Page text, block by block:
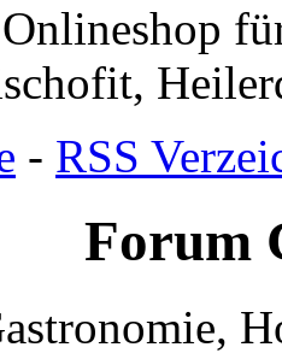
- RSS
Forum